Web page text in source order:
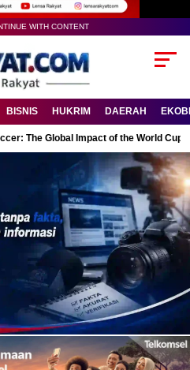
WITH CONTENT
BISNIS HUKRIM DAERAH
The Global Impact of the World Cup